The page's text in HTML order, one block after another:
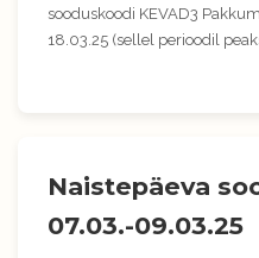
sooduskoodi KEVAD3
18.03.25 (sellel perioodil
Naistepäeva
07.03.-09.03.25